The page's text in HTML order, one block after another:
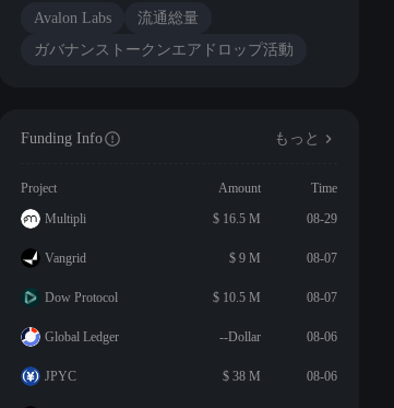
Avalon Labs
流通総量
ガバナンストークンエアドロップ活動
Funding Info もっと
Project Amount
Time
Multipli
$ 16.5 M 08-29
Vangrid $ 9 M 08-07
Dow Protocol $ 10.5 M 08-07
Global Ledger --Dollar 08-06
JPYC $ 38 M 08-06